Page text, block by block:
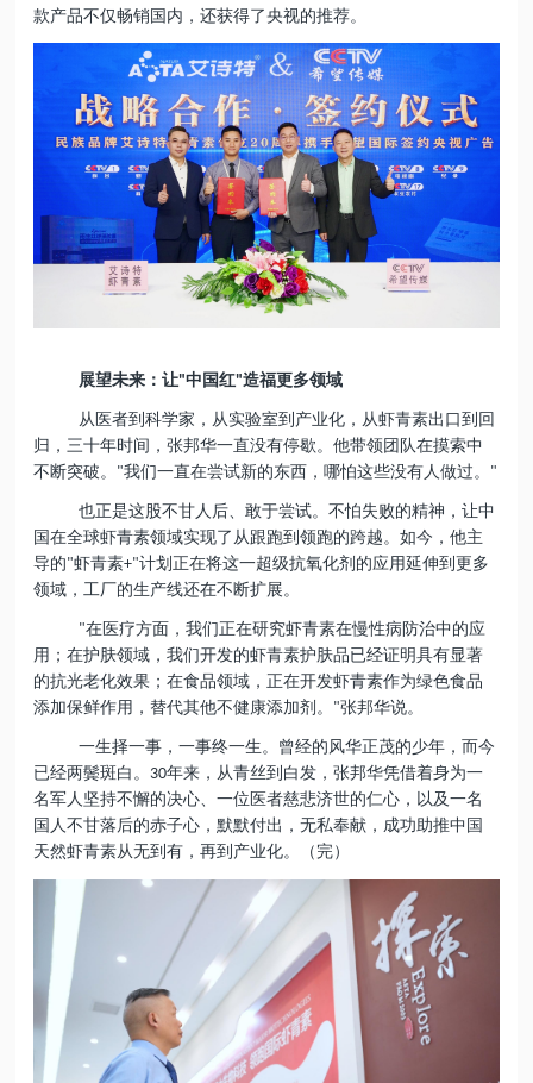
款产品不仅畅销国内，还获得了央视的推荐。
展望未来：让"中国红"造福更多领域
从医者到科学家，从实验室到产业化，从虾青素出口到回
归，三十年时间，张邦华一直没有停歇。他带领团队在摸索中
不断突破。 "我们一直在尝试新的东西，哪怕这些没有人做过。 "
也正是这股不甘人后、敢于尝试。不怕失败的精神，让中
国在全球虾青素领域实现了从跟跑到领跑的跨越。如今，他主
导的"虾青素+"计划正在将这一超级抗氧化剂的应用延伸到更多
领域，工厂的生产线还在不断扩展。
"在医疗方面，我们正在研究虾青素在慢性病防治中的应
用；在护肤领域，我们开发的虾青素护肤品已经证明具有显著
的抗光老化效果；在食品领域，正在开发虾青素作为绿色食品
添加保鲜作用，替代其他不健康添加剂。 "张邦华说。
一生择一事 ，一事终一生。曾经的风华正茂的少年，而今
已经两鬓斑白。 30年来， 从青丝到白发，张邦华凭借着身为一
名军人坚持不懈的决心、一位医者慈悲济世的仁心，以及一名
国人不甘落后的赤子心 ，默默付出，无私奉献，成功助推中国
天然虾青素从无到有，再到产业化。（完）